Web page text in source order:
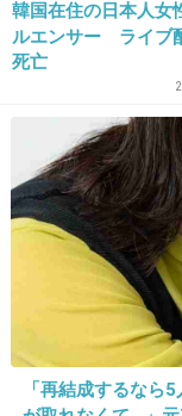
2021/03/22(月) 09:48:36
呼吸はしたい
2021/03/22(月) 09:48:50
呼吸したくな
シーンやらな
韓国在住の日本人女
ルエンサー ライブ
死亡
「再結成するなら